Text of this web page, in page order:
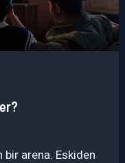
bir arena. Eskiden